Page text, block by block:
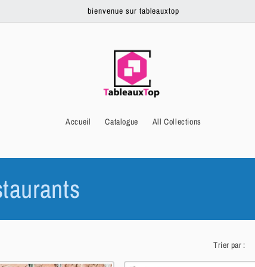
bienvenue sur tableauxtop
Accueil Catalogue All Collections
Trier par :